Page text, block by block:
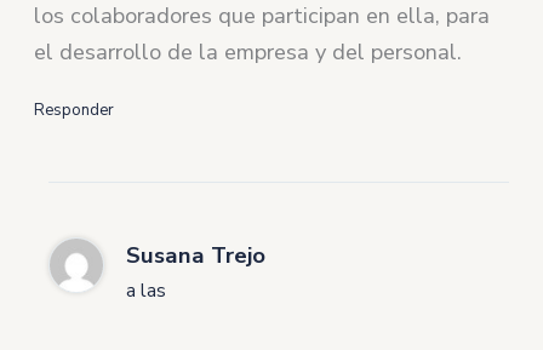
los colaboradores que participan en ella, para
el desarrollo de la empresa y del personal.
Responder
Susana Trejo
a las